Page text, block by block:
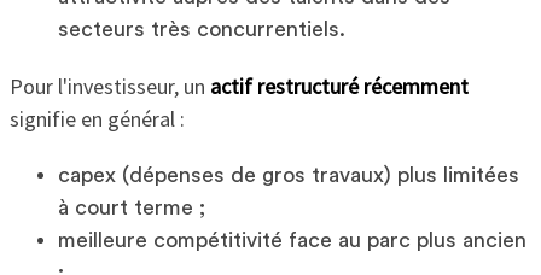
secteurs très concurrentiels.
Pour l'investisseur, un actif restructuré récemment
signifie en général :
capex (dépenses de gros travaux) plus limitées
à court terme ;
meilleure compétitivité face au parc plus ancien